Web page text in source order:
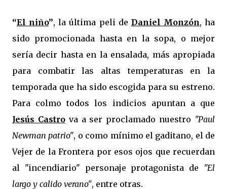
“El niño”, la última peli de Daniel Monzón, ha
sido promocionada hasta en la sopa, o mejor
sería decir hasta en la ensalada, más apropiada
para combatir las altas temperaturas en la
temporada que ha sido escogida para su estreno.
Para colmo todos los indicios apuntan a que
Jesús Castrova a ser proclamado nuestro "Paul
Newman patrio", o como mínimo el gaditano, el de
Vejer de la Frontera por esos ojos que recuerdan
al "incendiario" personaje protagonista de "El
largo y calido verano", entre otras.